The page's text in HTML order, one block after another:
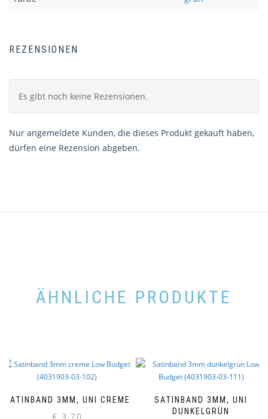
REZENSIONEN
Es gibt noch keine Rezensionen.
Nur angemeldete Kunden, die dieses Produkt gekauft haben,
dürfen eine Rezension abgeben.
ÄHNLICHE PRODUKTE
SATINBAND 3MM, UNI CREME
€ 3,70
SATINBAND 3MM, UNI
DUNKELGRÜN